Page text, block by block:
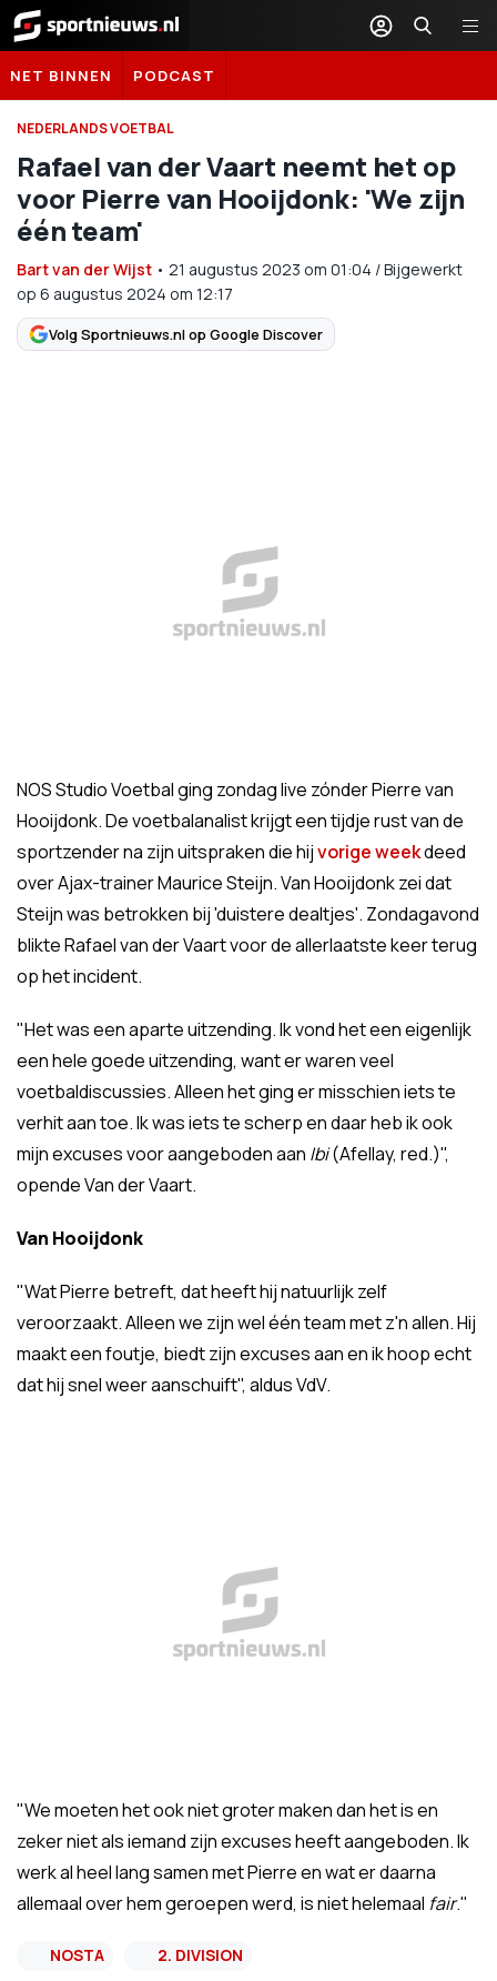
Sportnieuws.nl
NET BINNEN PODCAST
NEDERLANDS VOETBAL
Rafael van der Vaart neemt het op
voor Pierre van Hooijdonk: 'We zijn
één team'
Bart van der Wijst • 21 augustus 2023 om 01:04 /Bijgewerkt
op 6 augustus 2024 om 12:17
Volg Sportnieuws.nl op Google Discover
NOS Studio Voetbal ging zondag live zónder Pierre van
Hooijdonk. De voetbalanalist krijgt een tijdje rust van de
sportzender na zijn uitspraken die hijvorige weekdeed
over Ajax-trainer Maurice Steijn. Van Hooijdonk zei dat
Steijn was betrokken bij 'duistere dealtjes'. Zondagavond
blikte Rafael van der Vaart voor de allerlaatste keer terug
op het incident.
"Het was een aparte uitzending. Ik vond het een eigenlijk
een hele goede uitzending, want er waren veel
voetbaldiscussies. Alleen het ging er misschien iets te
verhit aan toe. Ik was iets te scherp en daar heb ik ook
mijn excuses voor aangeboden aan Ibi(Afellay, red.)",
opende Van der Vaart.
Van Hooijdonk
"Wat Pierre betreft, dat heeft hij natuurlijk zelf
veroorzaakt. Alleen we zijn wel één team met z'n allen. Hij
maakt een foutje, biedt zijn excuses aan en ik hoop echt
dat hij snel weer aanschuift", aldus VdV.
"We moeten het ook niet groter maken dan het is en
zeker niet als iemand zijn excuses heeft aangeboden. Ik
werk al heel lang samen met Pierre en wat er daarna
allemaal over hem geroepen werd, is niet helemaal fair."
NOSTA 2. DIVISION